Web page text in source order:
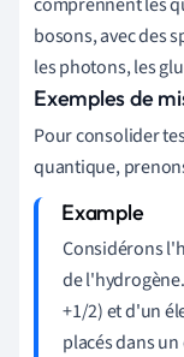
bosons, avec des
les photons, les
Exemples de
Pour consolider
quantique,
Considérons
de
+1/2) et d'un
placés dans